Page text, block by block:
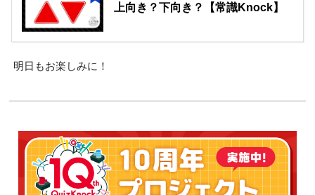
上向き？下向き？【常識Knock】
明日もお楽しみに！